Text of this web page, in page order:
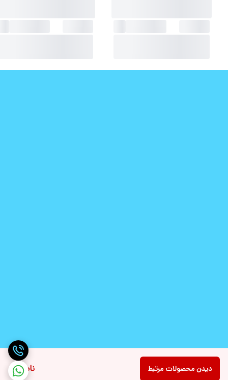
ناموجود دیدن محصولات مرتبط